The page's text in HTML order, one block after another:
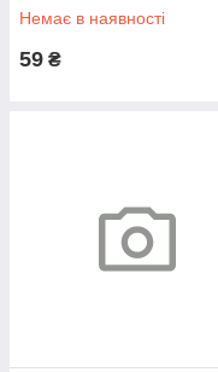
Немає в наявності
59 ₴